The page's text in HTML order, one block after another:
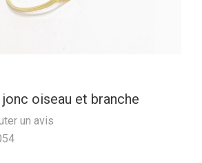
oiseau et branche
un avis